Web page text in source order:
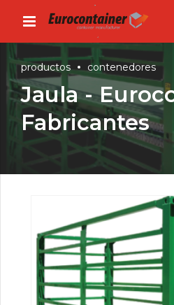
productos contenedores
Jaula -
Fabricantes